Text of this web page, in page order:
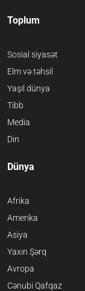
Toplum
Sosial siyasət
Elm və təhsil
Yaşıl dünya
Tibb
Media
Din
Dünya
Afrika
Amerika
Asiya
Yaxın Şərq
Avropa
Cənubi Qafqaz